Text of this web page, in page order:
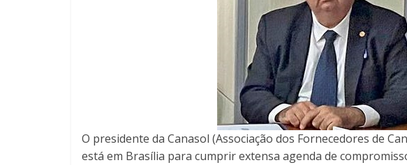
O presidente da Canasol (Associação dos Fornecedores de
está em Brasília para cumprir extensa agenda de